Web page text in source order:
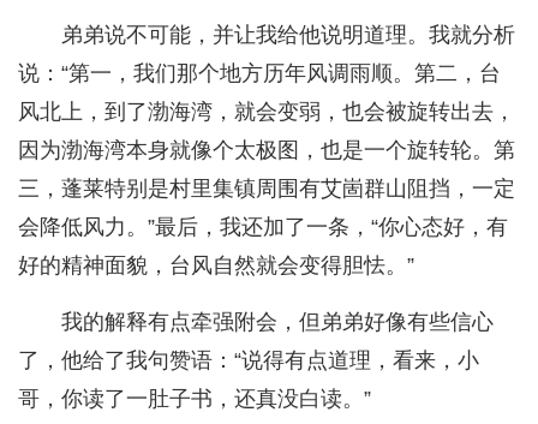
弟弟说不可能，并让我给他说明道理。我就分析
说：“第一，我们那个地方历年风调雨顺。第二，台
风北上，到了渤海湾，就会变弱，也会被旋转出去，
因为渤海湾本身就像个太极图，也是一个旋转轮。第
三，蓬莱特别是村里集镇周围有艾崮群山阻挡，一定
会降低风力。”最后，我还加了一条，“你心态好，有
好的精神面貌，台风自然就会变得胆怯。”
我的解释有点牵强附会，但弟弟好像有些信心
了，他给了我句赞语：“说得有点道理，看来，小
哥，你读了一肚子书，还真没白读。”